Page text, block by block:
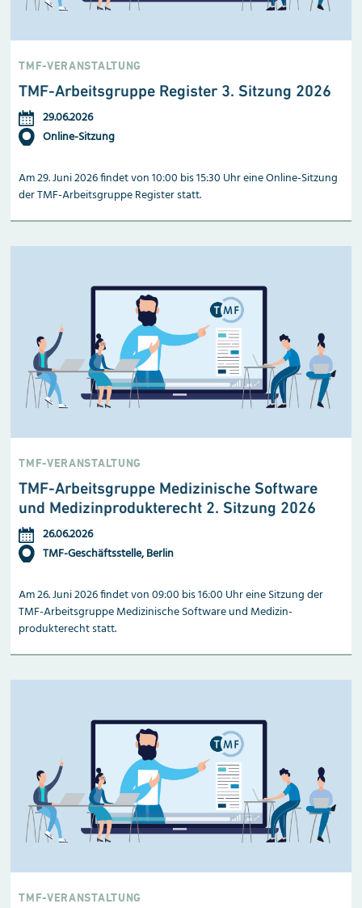
TMF-VERANSTALTUNG
TMF-Arbeitsgruppe Register 3. Sitzung 2026
29.06.2026
Online-Sitzung
Am 29. Juni 2026 findet von 10:00 bis 15:30 Uhr eine Online-Sitzung
der TMF-Arbeitsgruppe Register statt.
TMF-VERANSTALTUNG
TMF-Arbeitsgruppe Medizini­sche Software
und Medizin­produkterecht 2. Sitzung 2026
26.06.2026
TMF-Geschäftsstelle, Berlin
Am 26. Juni 2026 findet von 09:00 bis 16:00 Uhr eine Sitzung der
TMF-Arbeitsgruppe Medizinische Software und Medizin­
produkterecht statt.
TMF-VERANSTALTUNG